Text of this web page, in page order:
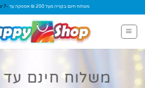
to
content
משלוח חינם בקנייה מעל 200 ₪ אספקה עד -7 ימי עסקים*
משלוח חינם עד